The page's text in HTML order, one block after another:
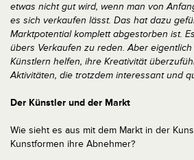
etwas nicht gut wird, wenn man von
es sich verkaufen lässt. Das hat dazu
Marktpotential komplett abgestorben ist.
übers Verkaufen zu reden. Aber
Künstlern helfen, ihre Kreativität
Aktivitäten, die trotzdem interessant und
Der Künstler und der Markt
Wie sieht es aus mit dem Markt in der
Kunstformen ihre Abnehmer?